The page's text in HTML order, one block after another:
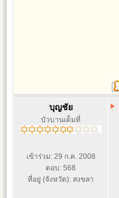
บุญชัย
บัวบานเต็มที่
เข้าร่วม: 29 ก.ค. 2008
ตอบ: 568
ที่อยู่ (จังหวัด): สงขลา